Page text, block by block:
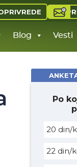
Blog Vesti
Po
20 din/
22 din/